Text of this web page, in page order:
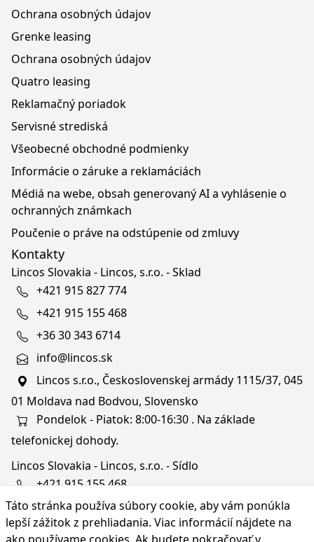
Táto stránka používa súbory cookie, aby vám ponúkla
lepší zážitok z prehliadania. Viac informácií nájdete na
Ochrana osobných údajov
Grenke leasing
Ochrana osobných údajov
Quatro leasing
Reklamačný poriadok
Servisné strediská
Všeobecné obchodné podmienky
Informácie o záruke a reklamáciách
Médiá na webe, obsah generovaný AI a vyhlásenie o
ochranných známkach
Poučenie o práve na odstúpenie od zmluvy
Kontakty
Lincos Slovakia - Lincos, s.r.o. - Sklad
+421 915 827 774
+421 915 155 468
+36 30 343 6714
info@lincos.sk
Lincos s.r.o., Československej armády 1115/37, 045
01 Moldava nad Bodvou, Slovensko
Pondelok - Piatok: 8:00-16:30 . Na základe
telefonickej dohody.
Lincos Slovakia - Lincos, s.r.o. - Sídlo
+421 915 155 468
+36/30 343 6714
bratislava@lincos.sk